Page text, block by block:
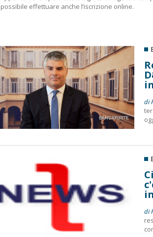
possibile effettuare anche l’iscrizione online.
di
di